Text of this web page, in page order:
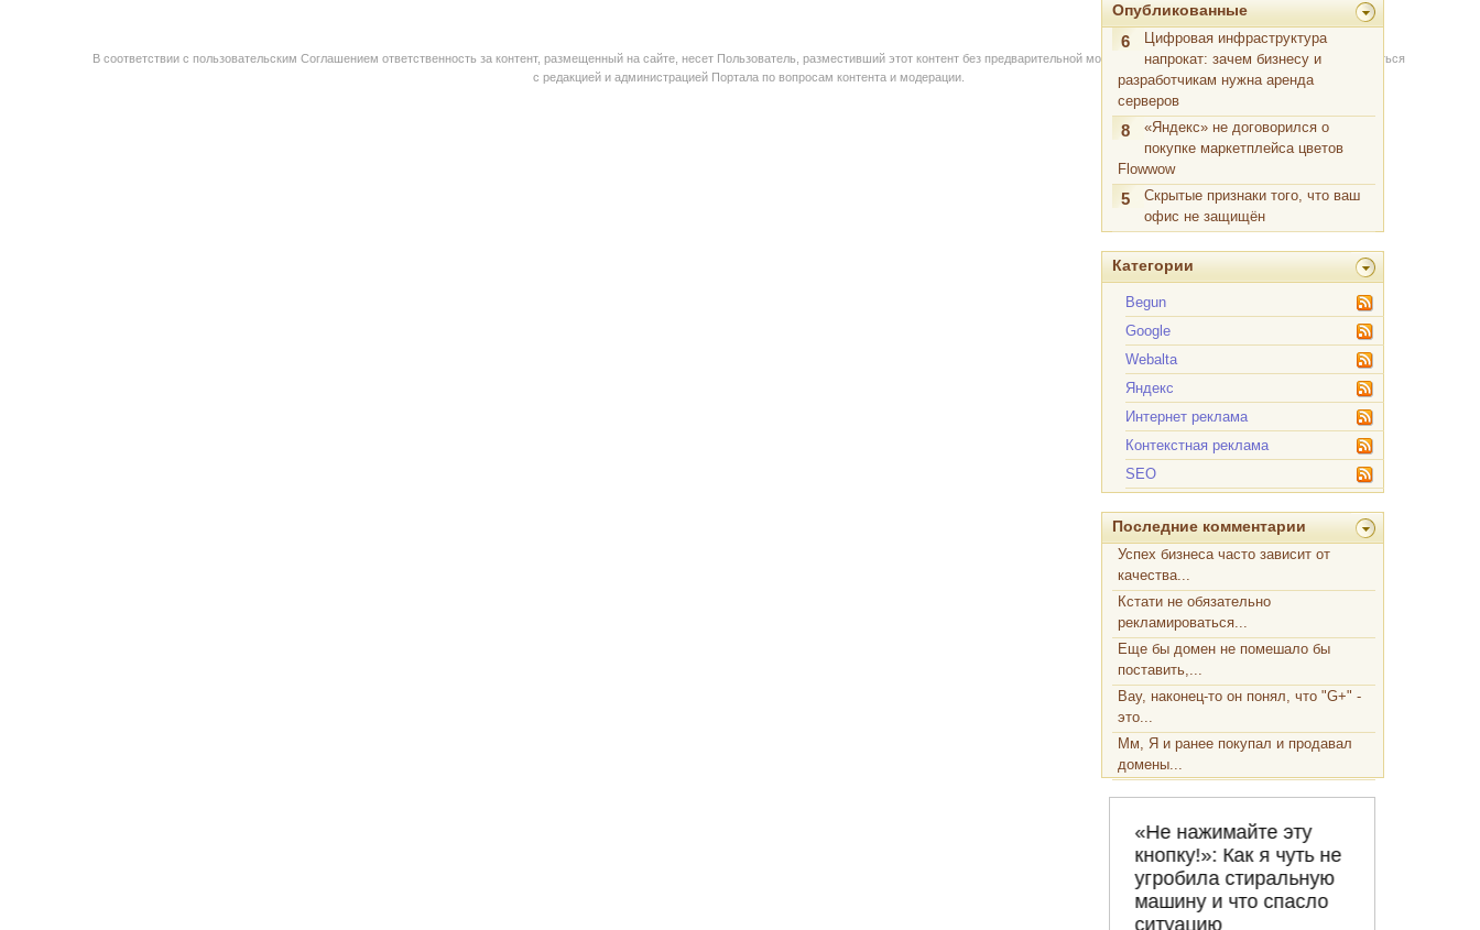
Опубликованные
6
Цифровая инфраструктура
напрокат: зачем бизнесу и
разработчикам нужна аренда
серверов
8
«Яндекс» не договорился о
покупке маркетплейса цветов
Flowwow
5
Скрытые признаки того, что ваш
офис не защищён
Категории
Begun
Google
Webalta
Яндекс
Интернет реклама
Контекстная реклама
SEO
Последние комментарии
Успех бизнеса часто зависит от
качества...
Кстати не обязательно
рекламироваться...
Еще бы домен не помешало бы
поставить,...
Вау, наконец-то он понял, что "G+" -
это...
Мм, Я и ранее покупал и продавал
домены...
В соответствии с пользовательским Соглашением ответственность за контент, размещенный на сайте, несет Пользователь, разместивший этот контент без предварительной модерации через форму на сайте. Вы можете связаться
с редакцией и администрацией Портала по вопросам контента и модерации.